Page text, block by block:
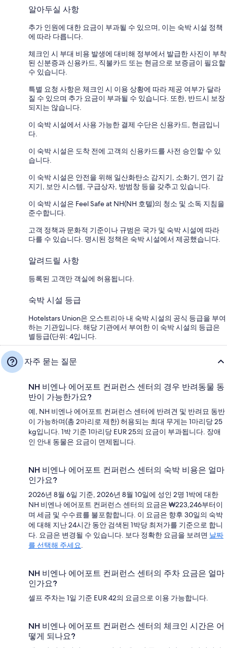
알아두실 사항
추가 인원에 대한 요금이 부과될 수 있으며, 이는 숙박 시설 정책
에 따라 다릅니다.
체크인 시 부대 비용 발생에 대비해 정부에서 발급한 사진이 부착
된 신분증과 신용카드, 직불카드 또는 현금으로 보증금이 필요할
수 있습니다.
특별 요청 사항은 체크인 시 이용 상황에 따라 제공 여부가 달라
질 수 있으며 추가 요금이 부과될 수 있습니다. 또한, 반드시 보장
되지는 않습니다.
이 숙박 시설에서 사용 가능한 결제 수단은 신용카드, 현금입니
다.
이 숙박 시설은 도착 전에 고객의 신용카드를 사전 승인할 수 있
습니다.
이 숙박 시설은 안전을 위해 일산화탄소 감지기, 소화기, 연기 감
지기, 보안 시스템, 구급상자, 방범창 등을 갖추고 있습니다.
이 숙박 시설은 Feel Safe at NH(NH 호텔)의 청소 및 소독 지침을
준수합니다.
고객 정책과 문화적 기준이나 규범은 국가 및 숙박 시설에 따라
다를 수 있습니다. 명시된 정책은 숙박 시설에서 제공했습니다.
알려드릴 사항
등록된 고객만 객실에 허용됩니다.
숙박 시설 등급
Hotelstars Union은 오스트리아 내 숙박 시설의 공식 등급을 부여
하는 기관입니다. 해당 기관에서 부여한 이 숙박 시설의 등급은
별등급(단위: 4입니다.
자주 묻는 질문
NH 비엔나 에어포트 컨퍼런스 센터의 경우 반려동물 동
반이 가능한가요?
예, NH 비엔나 에어포트 컨퍼런스 센터에 반려견 및 반려묘 동반
이 가능하며(총 2마리로 제한) 허용되는 최대 무게는 1마리당 25
kg입니다. 1박 기준 1마리당 EUR 25의 요금이 부과됩니다. 장애
인 안내 동물은 요금이 면제됩니다.
NH 비엔나 에어포트 컨퍼런스 센터의 숙박 비용은 얼마
인가요?
2026년 8월 6일 기준, 2026년 8월 10일에 성인 2명 1박에 대한
NH 비엔나 에어포트 컨퍼런스 센터의 요금은 ₩223,246부터이
며 세금 및 수수료를 불포함합니다. 이 요금은 향후 30일의 숙박
에 대해 지난 24시간 동안 검색된 1박당 최저가를 기준으로 합니
다. 요금은 변경될 수 있습니다. 보다 정확한 요금을 보려면 날짜
를 선택해 주세요.
NH 비엔나 에어포트 컨퍼런스 센터의 주차 요금은 얼마
인가요?
셀프 주차는 1일 기준 EUR 42의 요금으로 이용 가능합니다.
NH 비엔나 에어포트 컨퍼런스 센터의 체크인 시간은 어
떻게 되나요?